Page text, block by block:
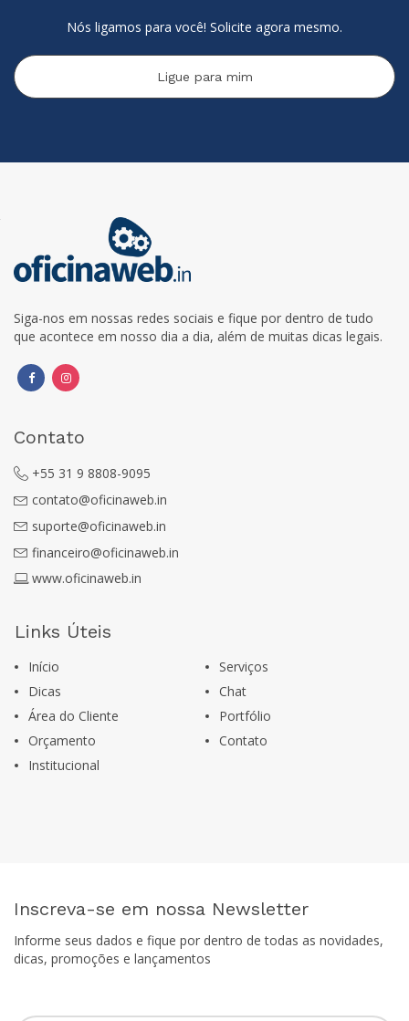
Nós ligamos para você! Solicite agora mesmo.
Ligue para mim
Siga-nos em nossas redes sociais e fique por dentro de tudo
que acontece em nosso dia a dia, além de muitas dicas legais.
Contato
+55 31 9 8808-9095
contato@oficinaweb.in
suporte@oficinaweb.in
financeiro@oficinaweb.in
www.oficinaweb.in
Links Úteis
Início
Serviços
Dicas
Chat
Área do Cliente
Portfólio
Orçamento
Contato
Institucional
Inscreva-se em nossa Newsletter
Informe seus dados e fique por dentro de todas as novidades,
dicas, promoções e lançamentos